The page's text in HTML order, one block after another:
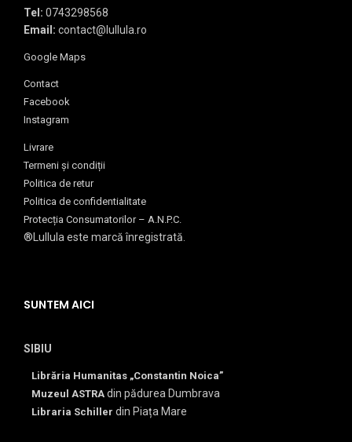
Tel: 0743298568
Email: contact@lullula.ro
Google Maps
Contact
Facebook
Instagram
Livrare
Termeni și condiții
Politica de retur
Politica de confidentialitate
Protecția Consumatorilor – A.N.P.C.
®Lullula este marcă înregistrată.
SUNTEM AICI
SIBIU
Librăria Humanitas „Constantin Noica”
Muzeul ASTRA din pădurea Dumbrava
Libraria Schiller din Piața Mare